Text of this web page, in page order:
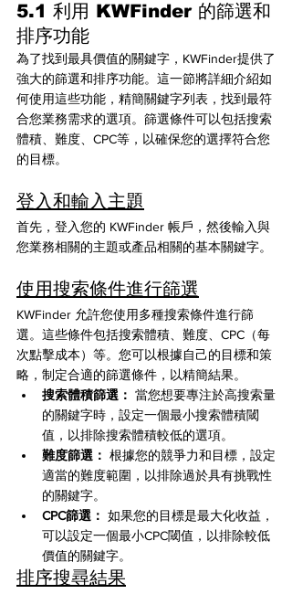
5.1 利用 KWFinder 的篩選和
排序功能
為了找到最具價值的關鍵字，KWFinder提供了
強大的篩選和排序功能。這一節將詳細介紹如
何使用這些功能，精簡關鍵字列表，找到最符
合您業務需求的選項。篩選條件可以包括搜索
體積、難度、CPC等，以確保您的選擇符合您
的目標。
登入和輸入主題
首先，登入您的 KWFinder 帳戶，然後輸入與
您業務相關的主題或產品相關的基本關鍵字。
使用搜索條件進行篩選
KWFinder 允許您使用多種搜索條件進行篩
選。這些條件包括搜索體積、難度、CPC（每
次點擊成本）等。您可以根據自己的目標和策
略，制定合適的篩選條件，以精簡結果。
搜索體積篩選： 當您想要專注於高搜索量
的關鍵字時，設定一個最小搜索體積閾
值，以排除搜索體積較低的選項。
難度篩選： 根據您的競爭力和目標，設定
適當的難度範圍，以排除過於具有挑戰性
的關鍵字。
CPC篩選： 如果您的目標是最大化收益，
可以設定一個最小CPC閾值，以排除較低
價值的關鍵字。
排序搜尋結果